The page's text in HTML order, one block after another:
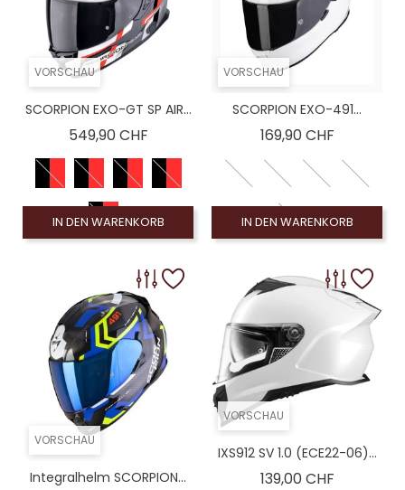
VORSCHAU
SCORPION EXO-GT SP AIR...
549,90 CHFPreis
IN DEN WARENKORB
VORSCHAU
SCORPION EXO-491...
169,90 CHFPreis
IN DEN WARENKORB
VORSCHAU
Integralhelm SCORPION...
VORSCHAU
IXS912 SV 1.0 (ECE22-06)...
139,00 CHFPreis